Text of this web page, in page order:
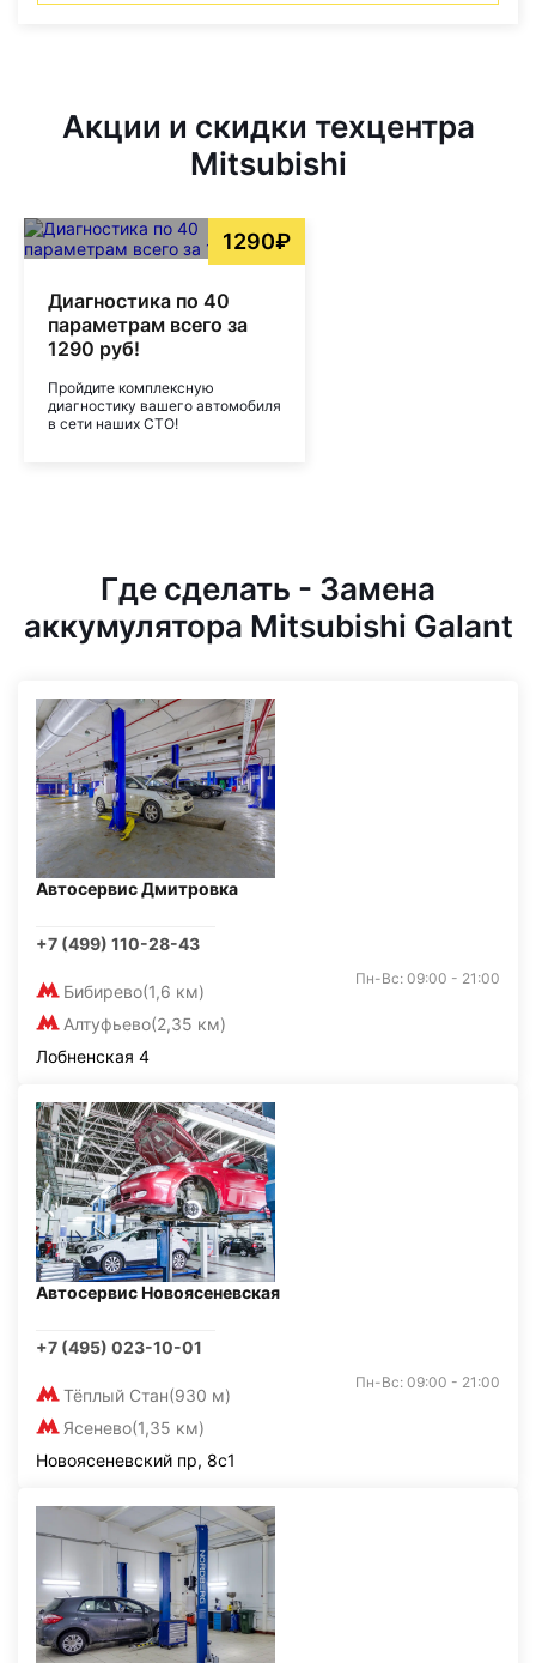
Акции и скидки техцентра
Mitsubishi
1290₽
Диагностика по 40
параметрам всего за
1290 руб!
Пройдите комплексную
диагностику вашего автомобиля
в сети наших СТО!
Где сделать - Замена
аккумулятора Mitsubishi Galant
Автосервис Дмитровка
+7 (499) 110-28-43
Бибирево(1,6 км)
Алтуфьево(2,35 км)
Пн-Вс: 09:00 - 21:00
Лобненская 4
Автосервис Новоясеневская
+7 (495) 023-10-01
Тёплый Стан(930 м)
Ясенево(1,35 км)
Пн-Вс: 09:00 - 21:00
Новоясеневский пр, 8с1